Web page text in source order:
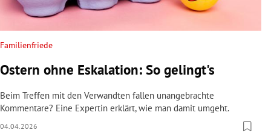
Untermenü
Untermenü
Untermenü
Untermenü
Untermenü
Familienfriede
Ostern ohne Eskalation: So gelingt's
Beim Treffen mit den Verwandten fallen unangebrachte
Kommentare? Eine Expertin erklärt, wie man damit umgeht.
04.04.2026